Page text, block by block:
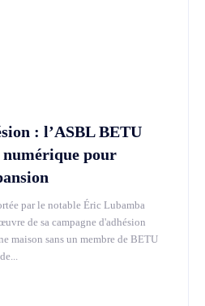
: l’ASBL BETU
pour
par le notable Éric Lubamba
de sa campagne d'adhésion
maison sans un membre de BETU